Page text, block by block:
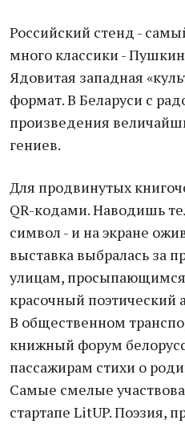
Российский стенд -
много классики -
Ядовитая западная
формат. В Беларуси с
произведения
гениев.
Для продвинутых
QR-кодами. Наводишь
символ - и на экране
выставка выбралась за
улицам,
красочный поэтический
В общественном
книжный форум
пассажирам стихи о
Самые смелые
стартапе LitUP. Поэзия,